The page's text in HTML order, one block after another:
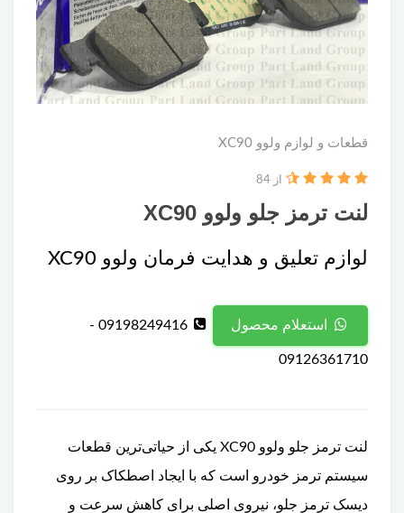
قطعات و لوازم ولوو XC90
لنت ترمز جلو ولوو XC90
از 84
لوازم تعلیق و هدایت فرمان ولوو XC90
استعلام محصول 09198249416 -
09126361710
لنت ترمز جلو ولوو XC90 یکی از حیاتی‌ترین قطعات
سیستم ترمز خودرو است که با ایجاد اصطکاک بر روی
دیسک ترمز جلو، نیروی اصلی برای کاهش سرعت و